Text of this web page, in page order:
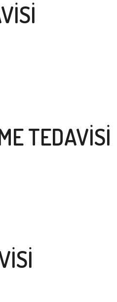
TEDAVİSİ